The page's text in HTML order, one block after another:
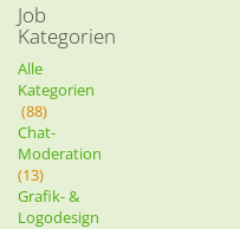
Job
Kategorien
Alle
Kategorien
(88)
Chat-
Moderation
(13)
Grafik- &
Logodesign